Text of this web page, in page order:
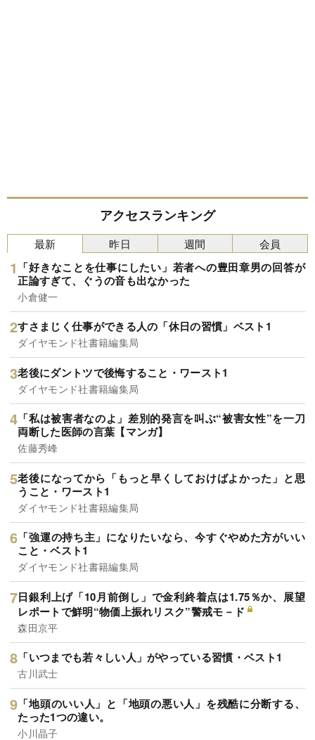
アクセスランキング
最新
「好きなことを仕事にしたい」若者への豊田章男の回答が
正論すぎて、ぐうの音も出なかった
小倉健一
すさまじく仕事ができる人の「休日の習慣」ベスト1
ダイヤモンド社書籍編集局
老後にダントツで後悔すること・ワースト1
ダイヤモンド社書籍編集局
「私は被害者なのよ」差別的発言を叫ぶ“被害女性”を一刀
両断した医師の言葉【マンガ】
佐藤秀峰
老後になってから「もっと早くしておけばよかった」と思
うこと・ワースト1
ダイヤモンド社書籍編集局
「強運の持ち主」になりたいなら、今すぐやめた方がいい
こと・ベスト1
ダイヤモンド社書籍編集局
日銀利上げ「10月前倒し」で金利終着点は1.75％か、展望
レポートで鮮明“物価上振れリスク”警戒モ－ド
森田京平
「いつまでも若々しい人」がやっている習慣・ベスト1
古川武士
「地頭のいい人」と「地頭の悪い人」を残酷に分断する、
たった1つの違い。
小川晶子
昨日 週間 会員